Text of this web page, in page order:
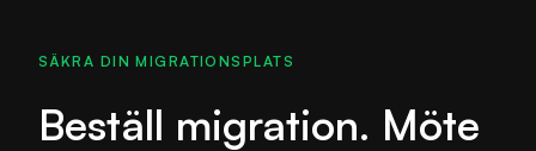
SÄKRA DIN MIGRATIONSPLATS
Beställ migration. Möte